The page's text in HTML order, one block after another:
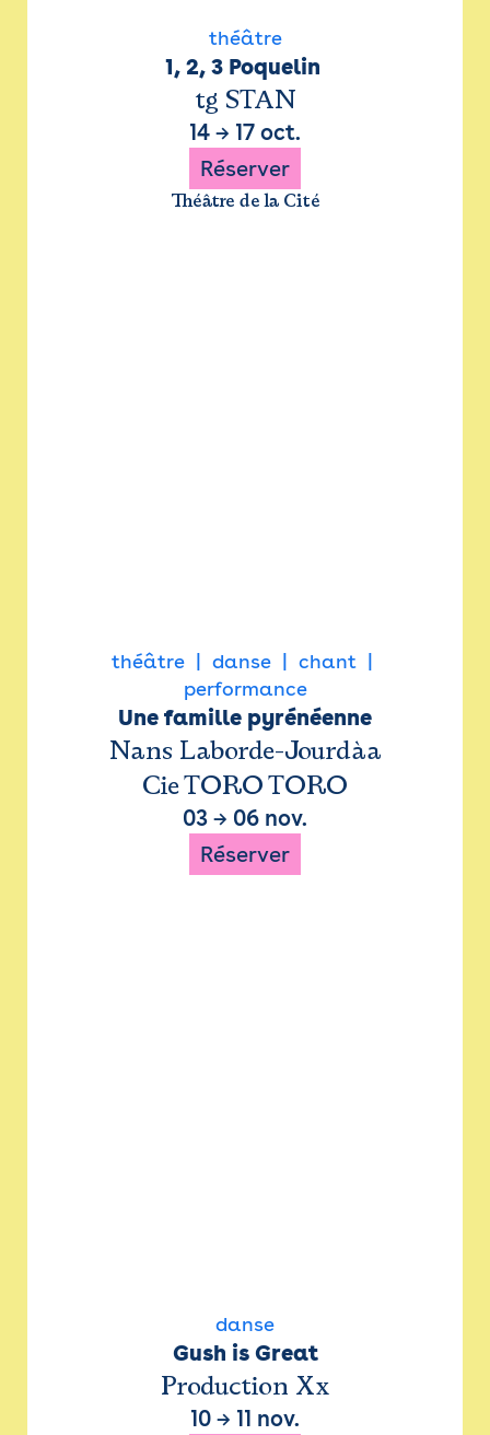
théâtre
1, 2, 3 Poquelin
tg STAN
14 → 17 oct.
Réserver
Théâtre de la Cité
théâtre danse
chant
performance
Une famille pyrénéenne
Nans Laborde-Jourdàa
Cie TORO TORO
03 → 06 nov.
Réserver
danse
Gush is Great
Production Xx
10 → 11 nov.